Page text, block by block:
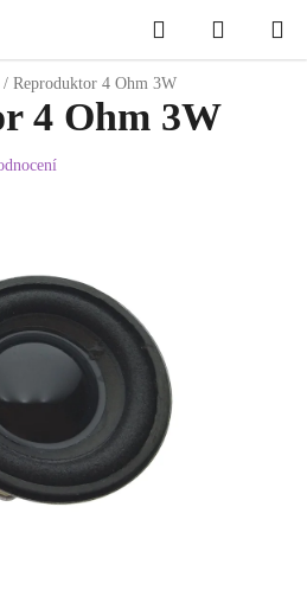
Hledat
KOŠÍK
/ Reproduktor 4 Ohm 3W
4 Ohm 3W